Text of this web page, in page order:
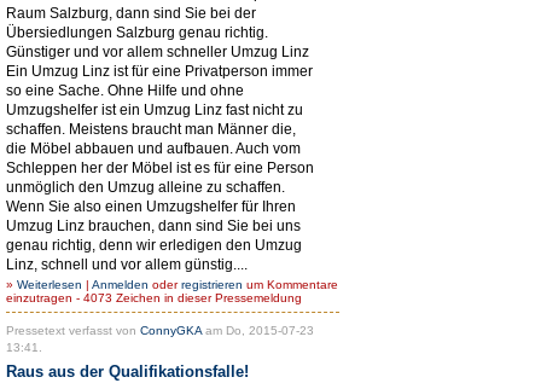
Raum Salzburg, dann sind Sie bei der
Übersiedlungen Salzburg genau richtig.
Günstiger und vor allem schneller Umzug Linz
Ein Umzug Linz ist für eine Privatperson immer
so eine Sache. Ohne Hilfe und ohne
Umzugshelfer ist ein Umzug Linz fast nicht zu
schaffen. Meistens braucht man Männer die,
die Möbel abbauen und aufbauen. Auch vom
Schleppen her der Möbel ist es für eine Person
unmöglich den Umzug alleine zu schaffen.
Wenn Sie also einen Umzugshelfer für Ihren
Umzug Linz brauchen, dann sind Sie bei uns
genau richtig, denn wir erledigen den Umzug
Linz, schnell und vor allem günstig....
» Weiterlesen | Anmelden oderregistrieren um Kommentare
einzutragen - 4073 Zeichen in dieser Pressemeldung
Pressetext verfasst von ConnyGKA am Do, 2015-07-23
13:41.
Raus aus der Qualifikationsfalle!